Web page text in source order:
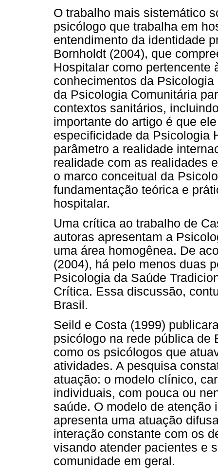
O trabalho mais sistemático
psicólogo que trabalha em
entendimento da identidade
Bornholdt (2004), que
Hospitalar como pertencente
conhecimentos da
da Psicologia Comunitária
contextos sanitários,
importante do artigo é que
especificidade da Psicologia
parâmetro a realidade
realidade com as realidades
o marco conceitual da
fundamentação teórica e
hospitalar.
Uma crítica ao trabalho de
autoras apresentam a
uma área homogênea. De
(2004), há pelo menos duas
Psicologia da Saúde
Crítica. Essa discussão,
Brasil.
Seild e Costa (1999)
psicólogo na rede pública de
como os psicólogos que
atividades. A pesquisa
atuação: o modelo clínico,
individuais, com pouca ou
saúde. O modelo de atenção
apresenta uma atuação
interação constante com os
visando atender pacientes e
comunidade em geral.